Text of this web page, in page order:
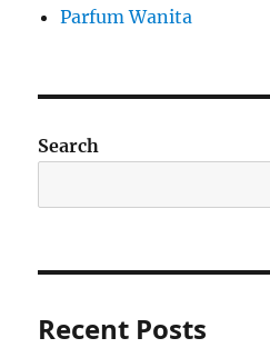
Parfum Wanita
Search
Recent Posts